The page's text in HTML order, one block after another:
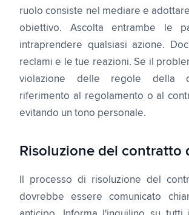
ruolo consiste nel mediare e
obiettivo. Ascolta entrambe le
intraprendere qualsiasi azione.
reclami e le tue reazioni. Se il
violazione delle regole della
riferimento al regolamento o al
evitando un tono personale.
Risoluzione del contratto
Il processo di risoluzione del
dovrebbe essere comunicato